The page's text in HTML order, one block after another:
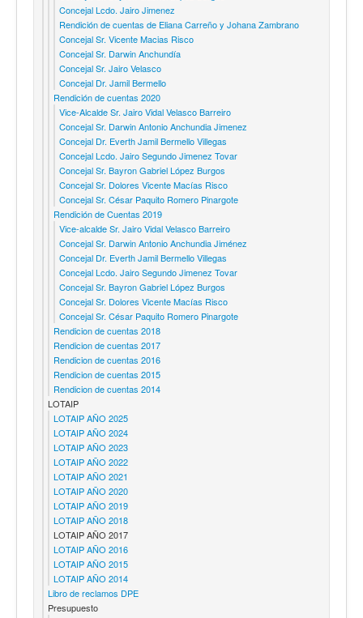
Concejal Lcdo. Jairo Jimenez
Rendición de cuentas de Eliana Carreño y Johana Zambrano
Concejal Sr. Vicente Macias Risco
Concejal Sr. Darwin Anchundía
Concejal Sr. Jairo Velasco
Concejal Dr. Jamil Bermello
Rendición de cuentas 2020
Vice-Alcalde Sr. Jairo Vidal Velasco Barreiro
Concejal Sr. Darwin Antonio Anchundia Jimenez
Concejal Dr. Everth Jamil Bermello Villegas
Concejal Lcdo. Jairo Segundo Jimenez Tovar
Concejal Sr. Bayron Gabriel López Burgos
Concejal Sr. Dolores Vicente Macías Risco
Concejal Sr. César Paquito Romero Pinargote
Rendición de Cuentas 2019
Vice-alcalde Sr. Jairo Vidal Velasco Barreiro
Concejal Sr. Darwin Antonio Anchundia Jiménez
Concejal Dr. Everth Jamil Bermello Villegas
Concejal Lcdo. Jairo Segundo Jimenez Tovar
Concejal Sr. Bayron Gabriel López Burgos
Concejal Sr. Dolores Vicente Macías Risco
Concejal Sr. César Paquito Romero Pinargote
Rendicion de cuentas 2018
Rendicion de cuentas 2017
Rendicion de cuentas 2016
Rendicion de cuentas 2015
Rendicion de cuentas 2014
LOTAIP
LOTAIP AÑO 2025
LOTAIP AÑO 2024
LOTAIP AÑO 2023
LOTAIP AÑO 2022
LOTAIP AÑO 2021
LOTAIP AÑO 2020
LOTAIP AÑO 2019
LOTAIP AÑO 2018
LOTAIP AÑO 2017
LOTAIP AÑO 2016
LOTAIP AÑO 2015
LOTAIP AÑO 2014
Libro de reclamos DPE
Presupuesto